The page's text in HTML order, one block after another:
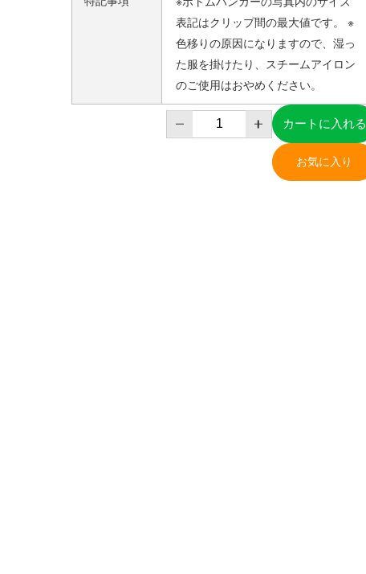
表記はクリップ間の最大値です。 ※
色移りの原因になりますので、湿っ
た服を掛けたり、スチームアイロン
のご使用はおやめください。
カートに入れる